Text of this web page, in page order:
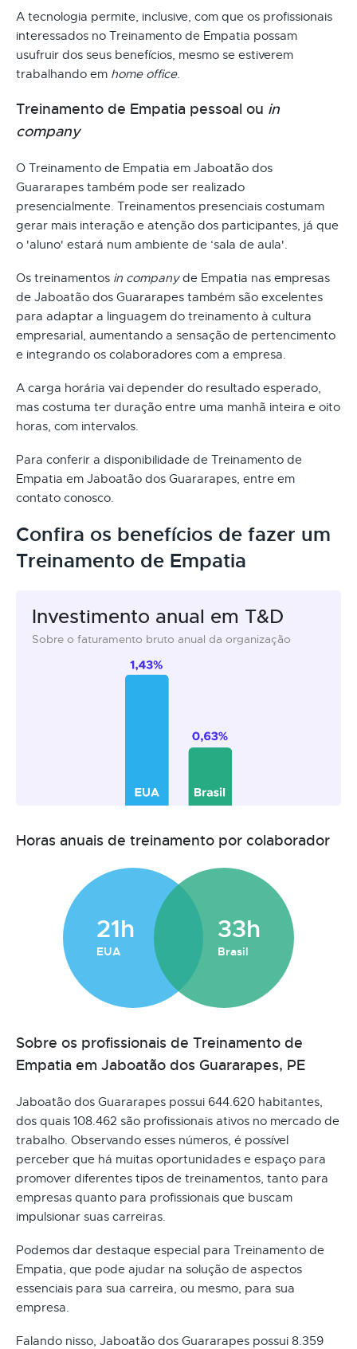
A tecnologia permite, inclusive, com que os profissionais
interessados no Treinamento de Empatia possam
usufruir dos seus benefícios, mesmo se estiverem
trabalhando em home office.
Treinamento de Empatia pessoal ou in
company
O Treinamento de Empatia em Jaboatão dos
Guararapes também pode ser realizado
presencialmente. Treinamentos presenciais costumam
gerar mais interação e atenção dos participantes, já que
o 'aluno' estará num ambiente de ‘sala de aula'.
Os treinamentos in companyde Empatia nas empresas
de Jaboatão dos Guararapes também são excelentes
para adaptar a linguagem do treinamento à cultura
empresarial, aumentando a sensação de pertencimento
e integrando os colaboradores com a empresa.
A carga horária vai depender do resultado esperado,
mas costuma ter duração entre uma manhã inteira e oito
horas, com intervalos.
Para conferir a disponibilidade de Treinamento de
Empatia em Jaboatão dos Guararapes, entre em
contato conosco.
Confira os benefícios de fazer um
Treinamento de Empatia
Investimento anual em T&D
Sobre o faturamento bruto anual da organização
Horas anuais de treinamento por colaborador
21h
EUA
33h
Brasil
Sobre os profissionais de Treinamento de
Empatia em Jaboatão dos Guararapes, PE
Jaboatão dos Guararapes possui 644.620 habitantes,
dos quais 108.462 são profissionais ativos no mercado de
trabalho. Observando esses números, é possível
perceber que há muitas oportunidades e espaço para
promover diferentes tipos de treinamentos, tanto para
empresas quanto para profissionais que buscam
impulsionar suas carreiras.
Podemos dar destaque especial para Treinamento de
Empatia, que pode ajudar na solução de aspectos
essenciais para sua carreira, ou mesmo, para sua
empresa.
Falando nisso, Jaboatão dos Guararapes possui 8.359